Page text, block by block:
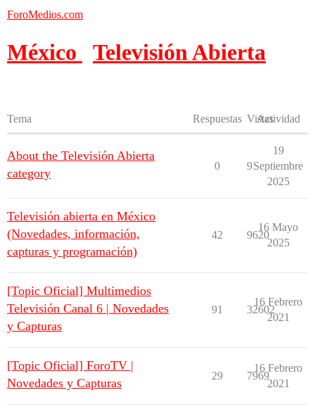
ForoMedios.com
México Televisión Abierta
Tema Respuestas Vistas
Actividad
About the Televisión Abierta
category
0 9
19
Septiembre
2025
Televisión abierta en México
(Novedades, información,
capturas y programación)
42 9620
16 Mayo
2025
[Topic Oficial] Multimedios
Televisión Canal 6 | Novedades
y Capturas
91 32602
16 Febrero
2021
[Topic Oficial] ForoTV |
Novedades y Capturas
29 7969
16 Febrero
2021